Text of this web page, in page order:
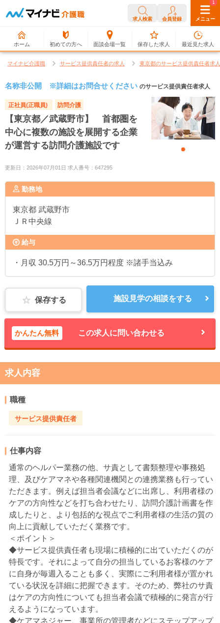
求人検索 会員登録 メニュー
ホーム 初めての方へ 面談会場一覧
0
保存した求人
1
最近見た求人
マイナビ介護職 サービス提供責任者の求人 東京都のサービス提供責任者求人
名称非公開 ※詳細はお問合せください のサービス提供責任者求人
正社員(正職員) 訪問介護
【東京都／武蔵野市】 首都圏を
中心に複数の施設を展開する企業
が運営する訪問介護施設です
更新日：2026年07月01日 求人番号：647295
勤務地
東京都 武蔵野市
ＪＲ中央線
給与
・月収 30.5万円～36.5万円程度 ※諸手当込み
保存する 施設見学の相談をする
かんたん無料 この求人に問い合わせる
求人内容
職種
サービス提供責任者
仕事内容
通常のヘルパー業務の他、サ責として書類整理や事務処
理、及びケアマネや各種関連機関との連携業務も行ってい
ただきます。例えば担当者会議などに出席し、利用者様の
ケアの方向性などを打ち合わせたり、訪問介護計画書を作
成したりと、より包括的な視点でご利用者様の生活の質の
向上に貢献していただく業務です。
＜ポイント＞
◆サービス提供責任者も現場に積極的に出ていただくのが
特長です。それによって自分の担当しているお客様のケア
に自身が毎週入ることも多く、実際にご利用者様が置かれ
ている状況を詳細に把握できます。そのため、弊社のサ責
はケアの方向性についても担当者会議で積極的に発言が行
えるようになっています。
◆ケアマネジャー、事業所の管理者などにステップアップ